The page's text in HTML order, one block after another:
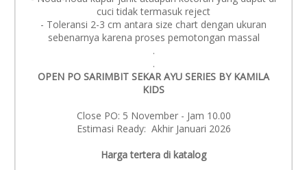
cuci tidak termasuk reject
- Toleransi 2-3 cm antara size chart dengan ukuran
sebenarnya karena proses pemotongan massal
.
.
OPEN PO SARIMBIT SEKAR AYU SERIES BY KAMILA
KIDS
Close PO: 5 November - Jam 10.00
Estimasi Ready: Akhir Januari 2026
Harga tertera di katalog